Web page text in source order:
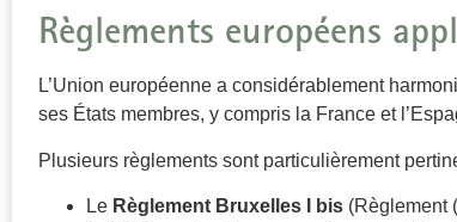
Règlements européens
L’Union européenne a considérablement
ses États membres, y compris la France et
Plusieurs règlements sont particulièrement
Le Règlement Bruxelles I bis (Règlement